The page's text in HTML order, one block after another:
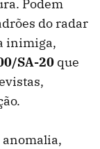
Podem
do radar
inimiga,
SA-20 que
anomalia,